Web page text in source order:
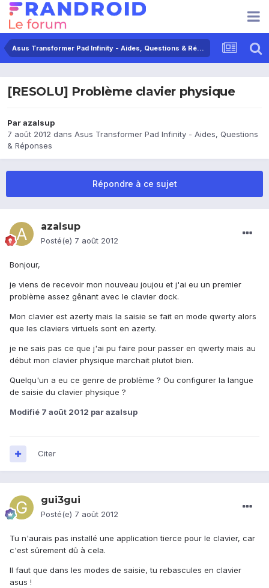
Asus Transformer Pad Infinity - Aides, Questions & Réponses
[RESOLU] Problème clavier physique
Parazalsup
7 août 2012 dans Asus Transformer Pad Infinity - Aides, Questions
& Réponses
Répondre à ce sujet
azalsup
Posté(e) 7 août 2012
Bonjour,
je viens de recevoir mon nouveau joujou et j'ai eu un premier
problème assez gênant avec le clavier dock.
Mon clavier est azerty mais la saisie se fait en mode qwerty alors
que les claviers virtuels sont en azerty.
je ne sais pas ce que j'ai pu faire pour passer en qwerty mais au
début mon clavier physique marchait plutot bien.
Quelqu'un a eu ce genre de problème ? Ou configurer la langue
de saisie du clavier physique ?
Modifié 7 août 2012 par azalsup
Citer
gui3gui
Posté(e) 7 août 2012
Tu n'aurais pas installé une application tierce pour le clavier, car
c'est sûrement dû à cela.
Il faut que dans les modes de saisie, tu rebascules en clavier
asus !